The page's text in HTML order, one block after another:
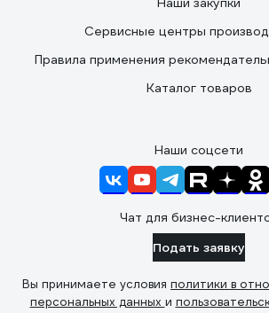
Сервисные центры
Правила применения
Каталог товаров
Наши соцсети
Чат для бизнес-
Подать заявку
Вы принимаете условия политики в
персональных данных и